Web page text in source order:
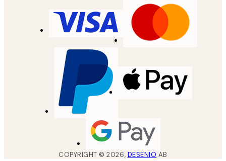
COPYRIGHT ©2026, DESENIO AB